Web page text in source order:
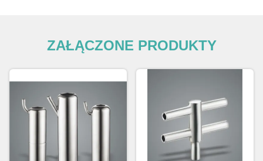
ZAŁĄCZONE PRODUKTY